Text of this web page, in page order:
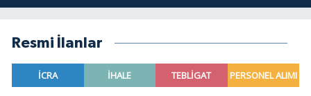
Resmi İlanlar